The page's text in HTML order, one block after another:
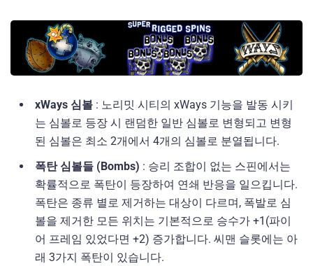
xWays 심볼 : 노리밋 시티의 xWays 기능을 발동 시키
는 심볼로 등장 시 랜덤한 일반 심볼로 변형되고 변형
된 심볼은 최소 2개에서 4개의 심볼로 분열됩니다.
폭탄 심볼들 (Bombs) : 승리 조합이 없는 스핀에서는
확률적으로 폭탄이 등장하여 연쇄 반응을 일으킵니다.
폭탄은 종류 별로 제거하는 대상이 다르며, 폭발로 심
볼을 제거한 모든 위치는 기본적으로 승수가 +1(파이
어 프레임 있었다면 +2) 증가합니다. 씨맨 슬롯에는 아
래 3가지 폭탄이 있습니다.